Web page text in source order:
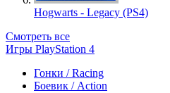
Hogwarts - Legacy (PS4)
Смотреть все
Игры PlayStation 4
Гонки / Racing
Боевик / Action